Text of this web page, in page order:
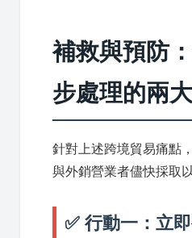
補救與預防
步處理的兩
針對上述跨境貿易痛點
與外銷營業者儘快採取
✅ 行動一：立